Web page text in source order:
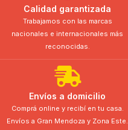
Calidad garantizada
Trabajamos con las marcas
nacionales e internacionales más
reconocidas.
Envíos a domicilio
Comprá online y recibí en tu casa.
Envíos a Gran Mendoza y Zona Este.